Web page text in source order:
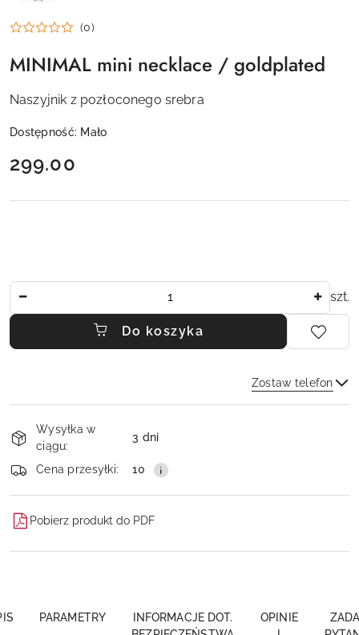
(0)
MINIMAL mini necklace / goldplated
Naszyjnik z pozłoconego srebra
Dostępność: Mało
cena:
299.00
szt.
Do koszyka
Zostaw telefon
Dostępność
i
dostawa
Wysyłka w
ciągu:
3 dni
Cena przesyłki: 10
Pobierz produkt do PDF
PARAMETRY
INFORMACJE DOT.
OPINIE